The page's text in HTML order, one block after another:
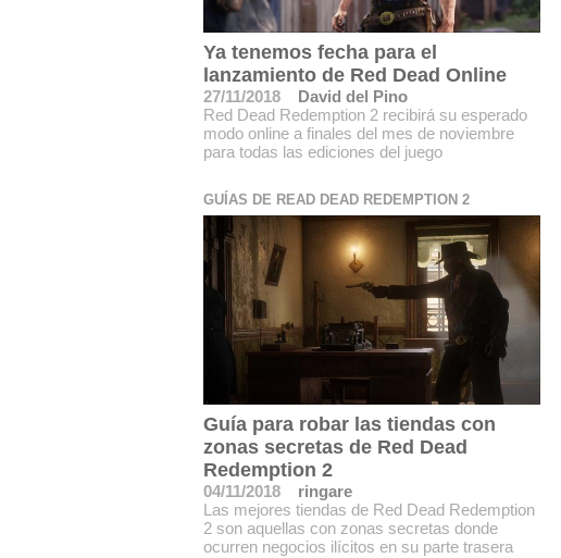
Ya tenemos fecha para el
lanzamiento de Red Dead Online
27/11/2018
David del Pino
Red Dead Redemption 2 recibirá su esperado
modo online a finales del mes de noviembre
para todas las ediciones del juego
GUÍAS DE READ DEAD REDEMPTION 2
Guía para robar las tiendas con
zonas secretas de Red Dead
Redemption 2
04/11/2018
ringare
Las mejores tiendas de Red Dead Redemption
2 son aquellas con zonas secretas donde
ocurren negocios ilícitos en su parte trasera